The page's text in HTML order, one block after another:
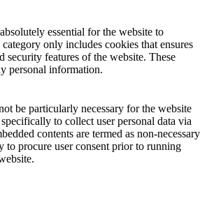
essential for the website to
only includes cookies that ensures
security features of the website. These
personal information.
be particularly necessary for the website
to collect user personal data via
contents are termed as non-necessary
to procure user consent prior to running